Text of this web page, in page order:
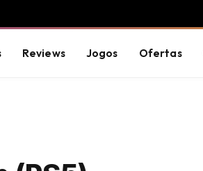
Reviews Jogos Ofertas